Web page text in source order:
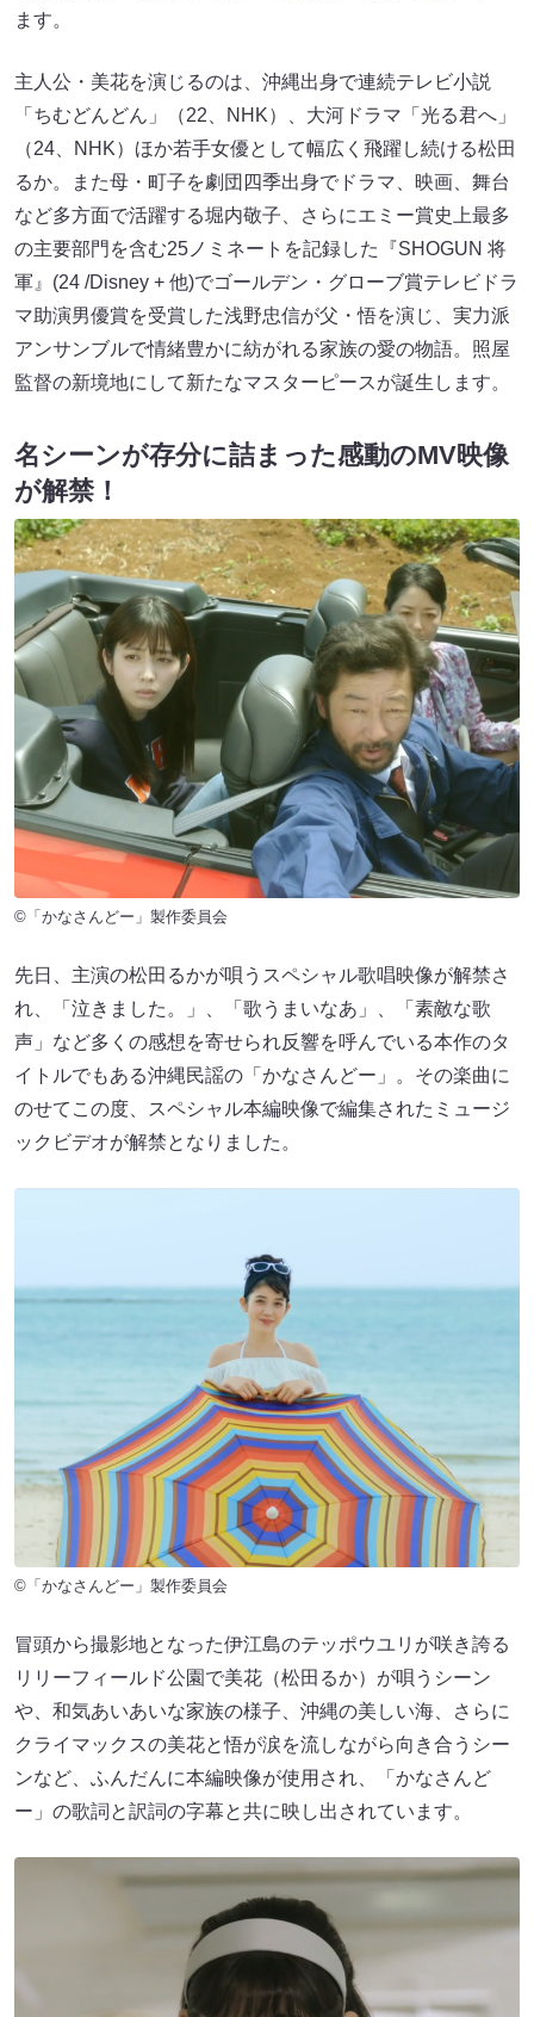
ます。
主人公・美花を演じるのは、沖縄出身で連続テレビ小説
「ちむどんどん」（22、NHK）、大河ドラマ「光る君へ」
（24、NHK）ほか若手女優として幅広く飛躍し続ける松田
るか。また母・町子を劇団四季出身でドラマ、映画、舞台
など多方面で活躍する堀内敬子、さらにエミー賞史上最多
の主要部門を含む25ノミネートを記録した『SHOGUN 将
軍』(24 /Disney + 他)でゴールデン・グローブ賞テレビドラ
マ助演男優賞を受賞した浅野忠信が父・悟を演じ、実力派
アンサンブルで情緒豊かに紡がれる家族の愛の物語。照屋
監督の新境地にして新たなマスターピースが誕生します。
名シーンが存分に詰まった感動のMV映像
が解禁！
©︎「かなさんどー」製作委員会
先日、主演の松田るかが唄うスペシャル歌唱映像が解禁さ
れ、「泣きました。」、「歌うまいなあ」、「素敵な歌
声」など多くの感想を寄せられ反響を呼んでいる本作のタ
イトルでもある沖縄民謡の「かなさんどー」。その楽曲に
のせてこの度、スペシャル本編映像で編集されたミュージ
ックビデオが解禁となりました。
©︎「かなさんどー」製作委員会
冒頭から撮影地となった伊江島のテッポウユリが咲き誇る
リリーフィールド公園で美花（松田るか）が唄うシーン
や、和気あいあいな家族の様子、沖縄の美しい海、さらに
クライマックスの美花と悟が涙を流しながら向き合うシー
ンなど、ふんだんに本編映像が使用され、「かなさんど
ー」の歌詞と訳詞の字幕と共に映し出されています。